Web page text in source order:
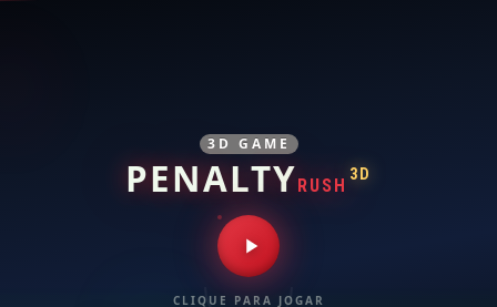
3D GAME
PENALTYRUSH
3D
CLIQUE PARA JOGAR